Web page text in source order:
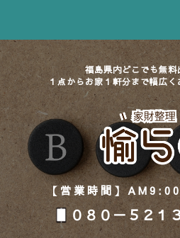
福島県内どこでも無料
１点からお家１軒分まで幅広く
【営業時間】
０８０－５２１